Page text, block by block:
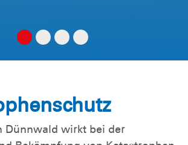
Dünnwald wirkt bei der